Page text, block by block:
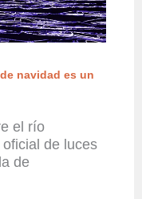
navidad es un
el río
de luces
de